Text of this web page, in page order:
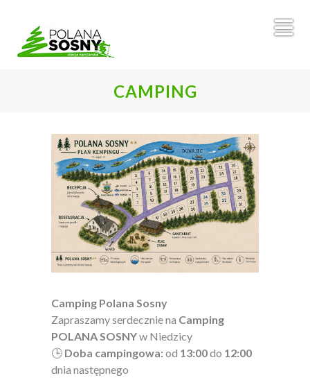
CAMPING
Camping Polana Sosny
Zapraszamy serdecznie na Camping
POLANA SOSNYw Niedzicy
🕒 Doba campingowa: od 13:00do 12:00
dnia następnego